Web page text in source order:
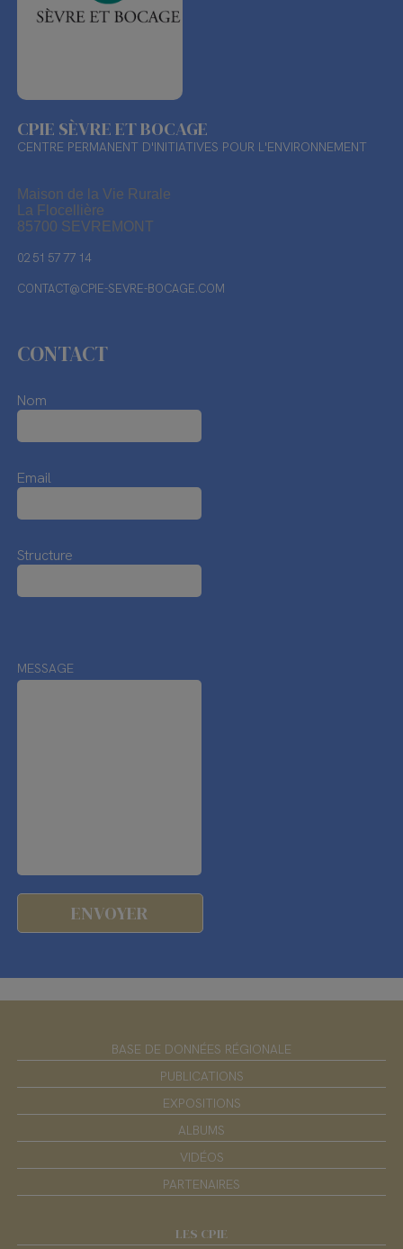
CPIE SÈVRE ET BOCAGE
CENTRE PERMANENT D'INITIATIVES POUR L'ENVIRONNEMENT
Maison de la Vie Rurale
La Flocellière
85700 SEVREMONT
02 51 57 77 14
CONTACT@CPIE-SEVRE-BOCAGE.COM
CONTACT
Nom
Email
Structure
MESSAGE
BASE DE DONNÉES RÉGIONALE
PUBLICATIONS
EXPOSITIONS
ALBUMS
VIDÉOS
PARTENAIRES
LES CPIE